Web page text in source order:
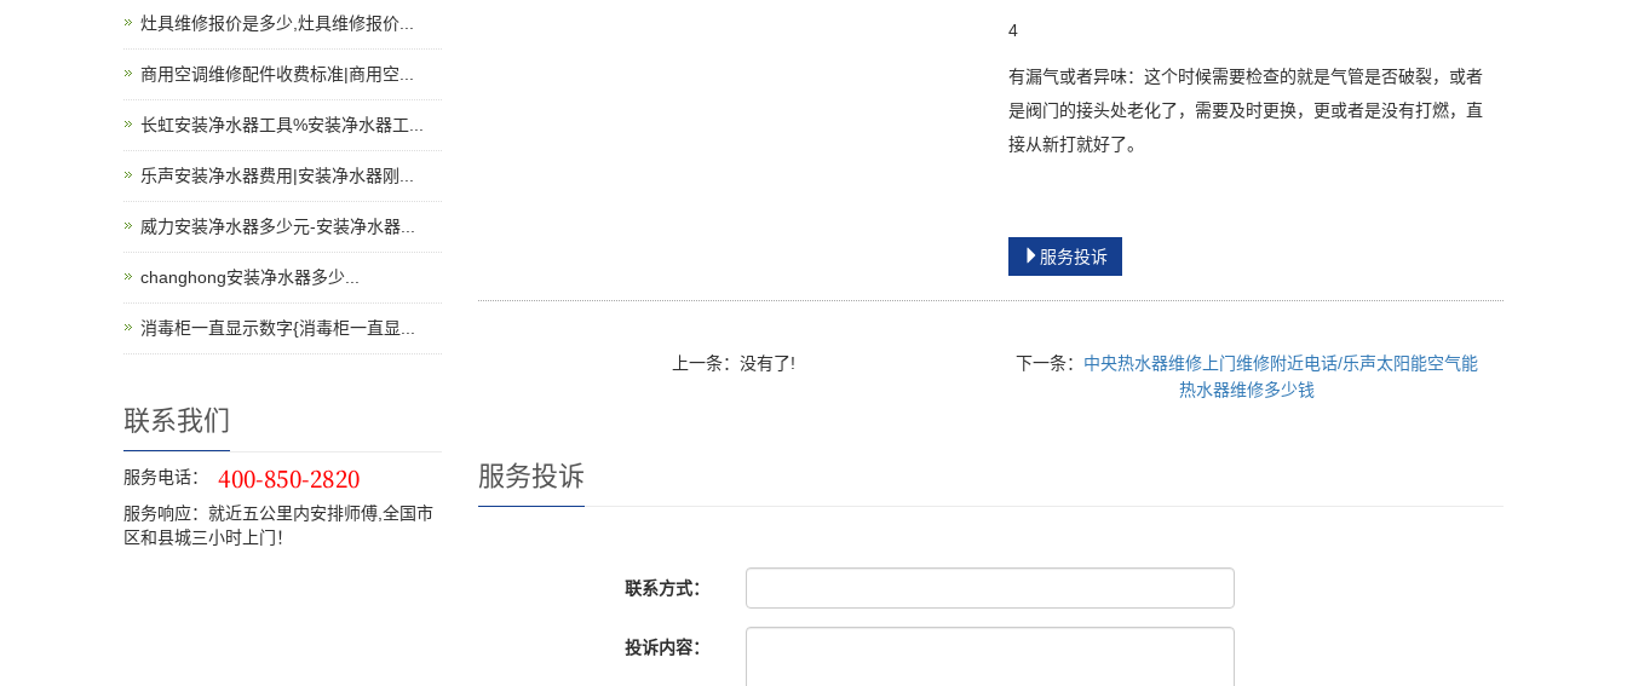
4
有漏气或者异味：这个时候需要检查的就是气管是否破裂，或者
是阀门的接头处老化了，需要及时更换，更或者是没有打燃，直
接从新打就好了。
服务投诉
上一条：没有了! 下一条： 中央热水器维修上门维修附近电话/乐声太阳能空气能
热水器维修多少钱
服务投诉
联系方式：
投诉内容：
灶具维修报价是多少,灶具维修报价...
商用空调维修配件收费标准|商用空...
长虹安装净水器工具%安装净水器工...
乐声安装净水器费用|安装净水器刚...
威力安装净水器多少元-安装净水器...
changhong安装净水器多少...
消毒柜一直显示数字{消毒柜一直显...
联系我们
服务电话：
服务响应：就近五公里内安排师傅,全国市
区和县城三小时上门！